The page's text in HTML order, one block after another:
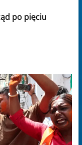
po pięciu